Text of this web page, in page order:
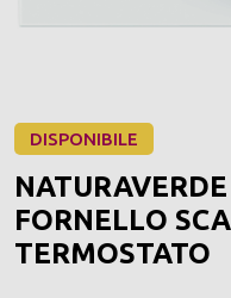
DISPONIBILE
FORNELLO
TERMOSTATO